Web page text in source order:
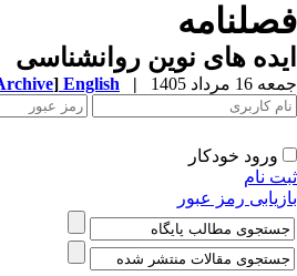
های نوین روانشناسی
مرداد 1405 |
English
[Archive]
ورود خودکار
نام
رمز عبور